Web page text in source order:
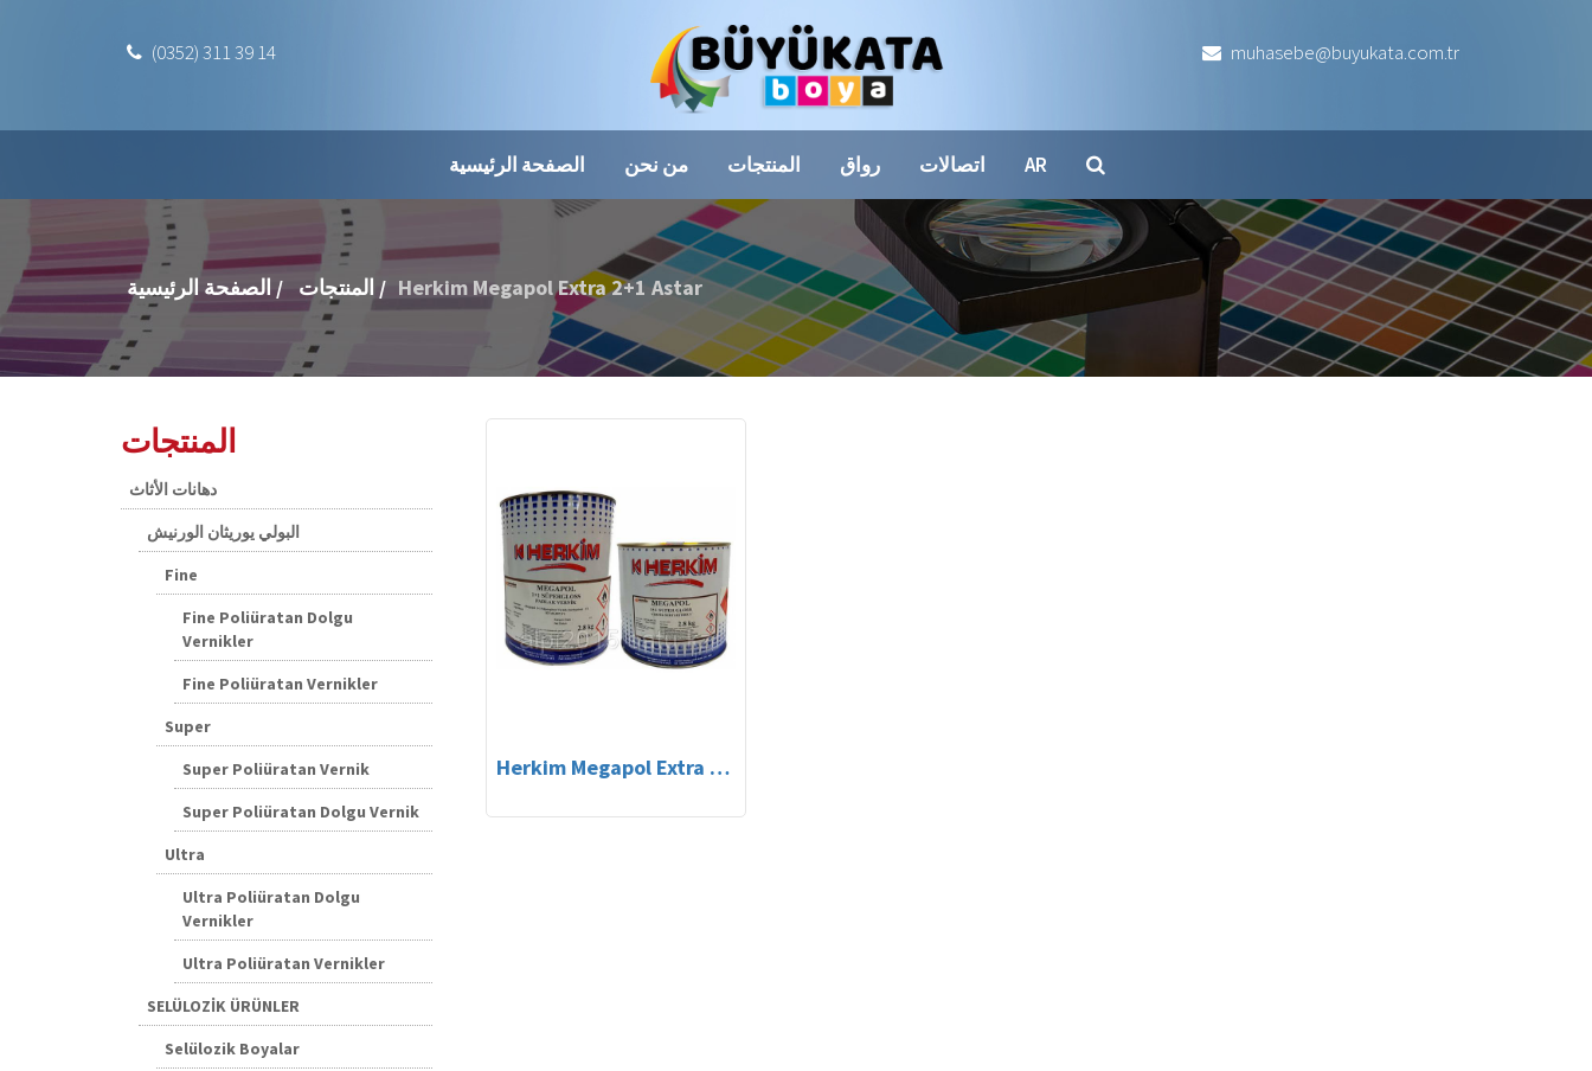
(0352) 311 39 14 muhasebe@buyukata.com.tr
الصفحة الرئيسية من نحن المنتجات رواق اتصالات AR
الصفحة الرئيسية / المنتجات / Herkim Megapol Extra 2+1 Astar
المنتجات
دهانات الأثاث
البولي يوريثان الورنيش
Fine
Fine Poliüratan Dolgu
Vernikler
Fine Poliüratan Vernikler
Super
Super Poliüratan Vernik
Super Poliüratan Dolgu Vernik
Ultra
Ultra Poliüratan Dolgu
Vernikler
Ultra Poliüratan Vernikler
SELÜLOZİK ÜRÜNLER
Selülozik Boyalar
Herkim Megapol Extra 2+1 Astar